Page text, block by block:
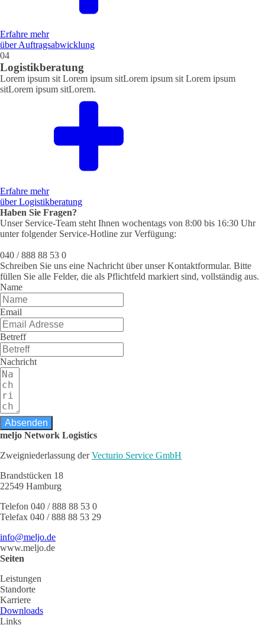
Erfahre mehr
über Auftragsabwicklung
04
Logistikberatung
Lorem ipsum sit Lorem ipsum sitLorem ipsum sit Lorem ipsum
sitLorem ipsum sitLorem.
Erfahre mehr
über Logistikberatung
Haben Sie Fragen?
Unser Service-Team steht Ihnen wochentags von 8:00 bis 16:30 Uhr
unter folgender Service-Hotline zur Verfügung:
040 / 888 88 53 0
Schreiben Sie uns eine Nachricht über unser Kontaktformular. Bitte
füllen Sie alle Felder, die als Pflichtfeld markiert sind, vollständig aus.
Name
Email
Betreff
Nachricht
Absenden
meljo Network Logistics
Zweigniederlassung derVecturio Service GmbH
Brandstücken 18
22549 Hamburg
Telefon 040 / 888 88 53 0
Telefax 040 / 888 88 53 29
info@meljo.de
www.meljo.de
Seiten
Leistungen
Standorte
Karriere
Downloads
Links